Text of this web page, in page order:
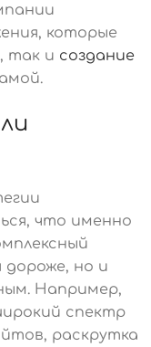
которые
так и создание
что именно
дороже, но и
Например,
спектр
раскрутка